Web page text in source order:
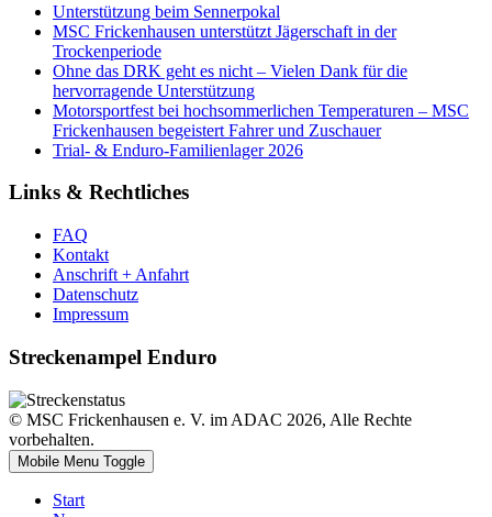
Unterstützung beim Sennerpokal
MSC Frickenhausen unterstützt Jägerschaft in der
Trockenperiode
Ohne das DRK geht es nicht – Vielen Dank für die
hervorragende Unterstützung
Motorsportfest bei hochsommerlichen Temperaturen – MSC
Frickenhausen begeistert Fahrer und Zuschauer
Trial- & Enduro-Familienlager 2026
Links & Rechtliches
FAQ
Kontakt
Anschrift + Anfahrt
Datenschutz
Impressum
Streckenampel Enduro
© MSC Frickenhausen e. V. im ADAC 2026, Alle Rechte
vorbehalten.
Mobile Menu Toggle
Start